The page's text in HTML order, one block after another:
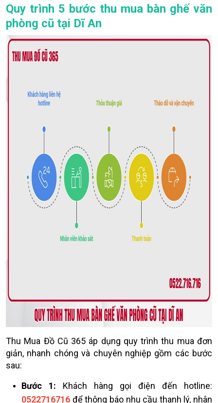
Quy trình 5 bước thu mua bàn ghế văn
phòng cũ tại Dĩ An
Thu Mua Đồ Cũ 365 áp dụng quy trình thu mua đơn
giản, nhanh chóng và chuyên nghiệp gồm các bước
sau:
Bước 1: Khách hàng gọi điện đến hotline:
0522716716 để thông báo nhu cầu thanh lý, nhân